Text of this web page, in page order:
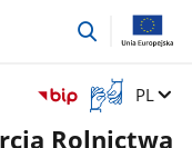
przejdź
Otwórz
okno
z
Zmień
PL
Rolnictwa